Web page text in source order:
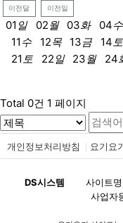
이전달 이전일
01 일 02월 03화 04수
11 수 12목 13금 14토
21토 22 일 23월 24
Total 0건 1 페이지
개인정보처리방침 요기요
DS시스템 사이트
사업자